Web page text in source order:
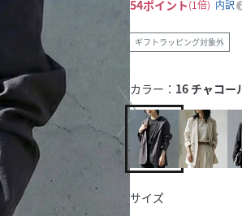
54ポイント 1倍 内訳
ギフトラッピング対象外
カラー： 16 チャコー
サイズ